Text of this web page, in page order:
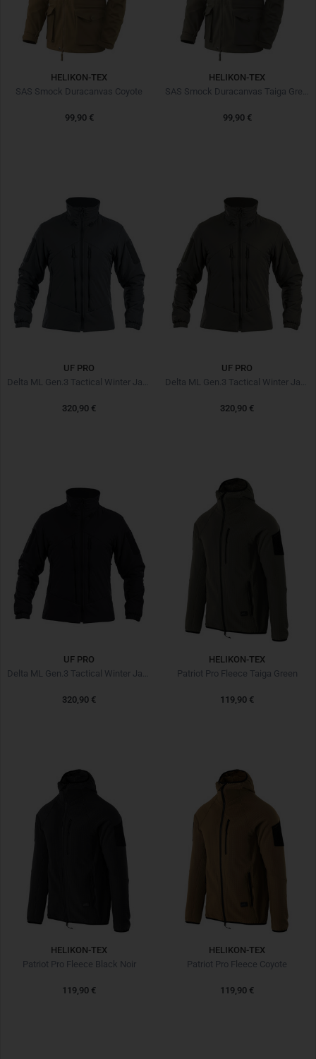
HELIKON-TEX
SAS Smock Duracanvas Coyote
99,90 €
HELIKON-TEX
SAS Smock Duracanvas Taiga Green
99,90 €
UF PRO
Delta ML Gen.3 Tactical Winter Jacket Steel Grey
320,90 €
UF PRO
Delta ML Gen.3 Tactical Winter Jacket Brown Grey
320,90 €
UF PRO
320,90 €
HELIKON-TEX
Patriot Pro Fleece Taiga Green
119,90 €
HELIKON-TEX
Patriot Pro Fleece Black Noir
119,90 €
HELIKON-TEX
Patriot Pro Fleece Coyote
119,90 €